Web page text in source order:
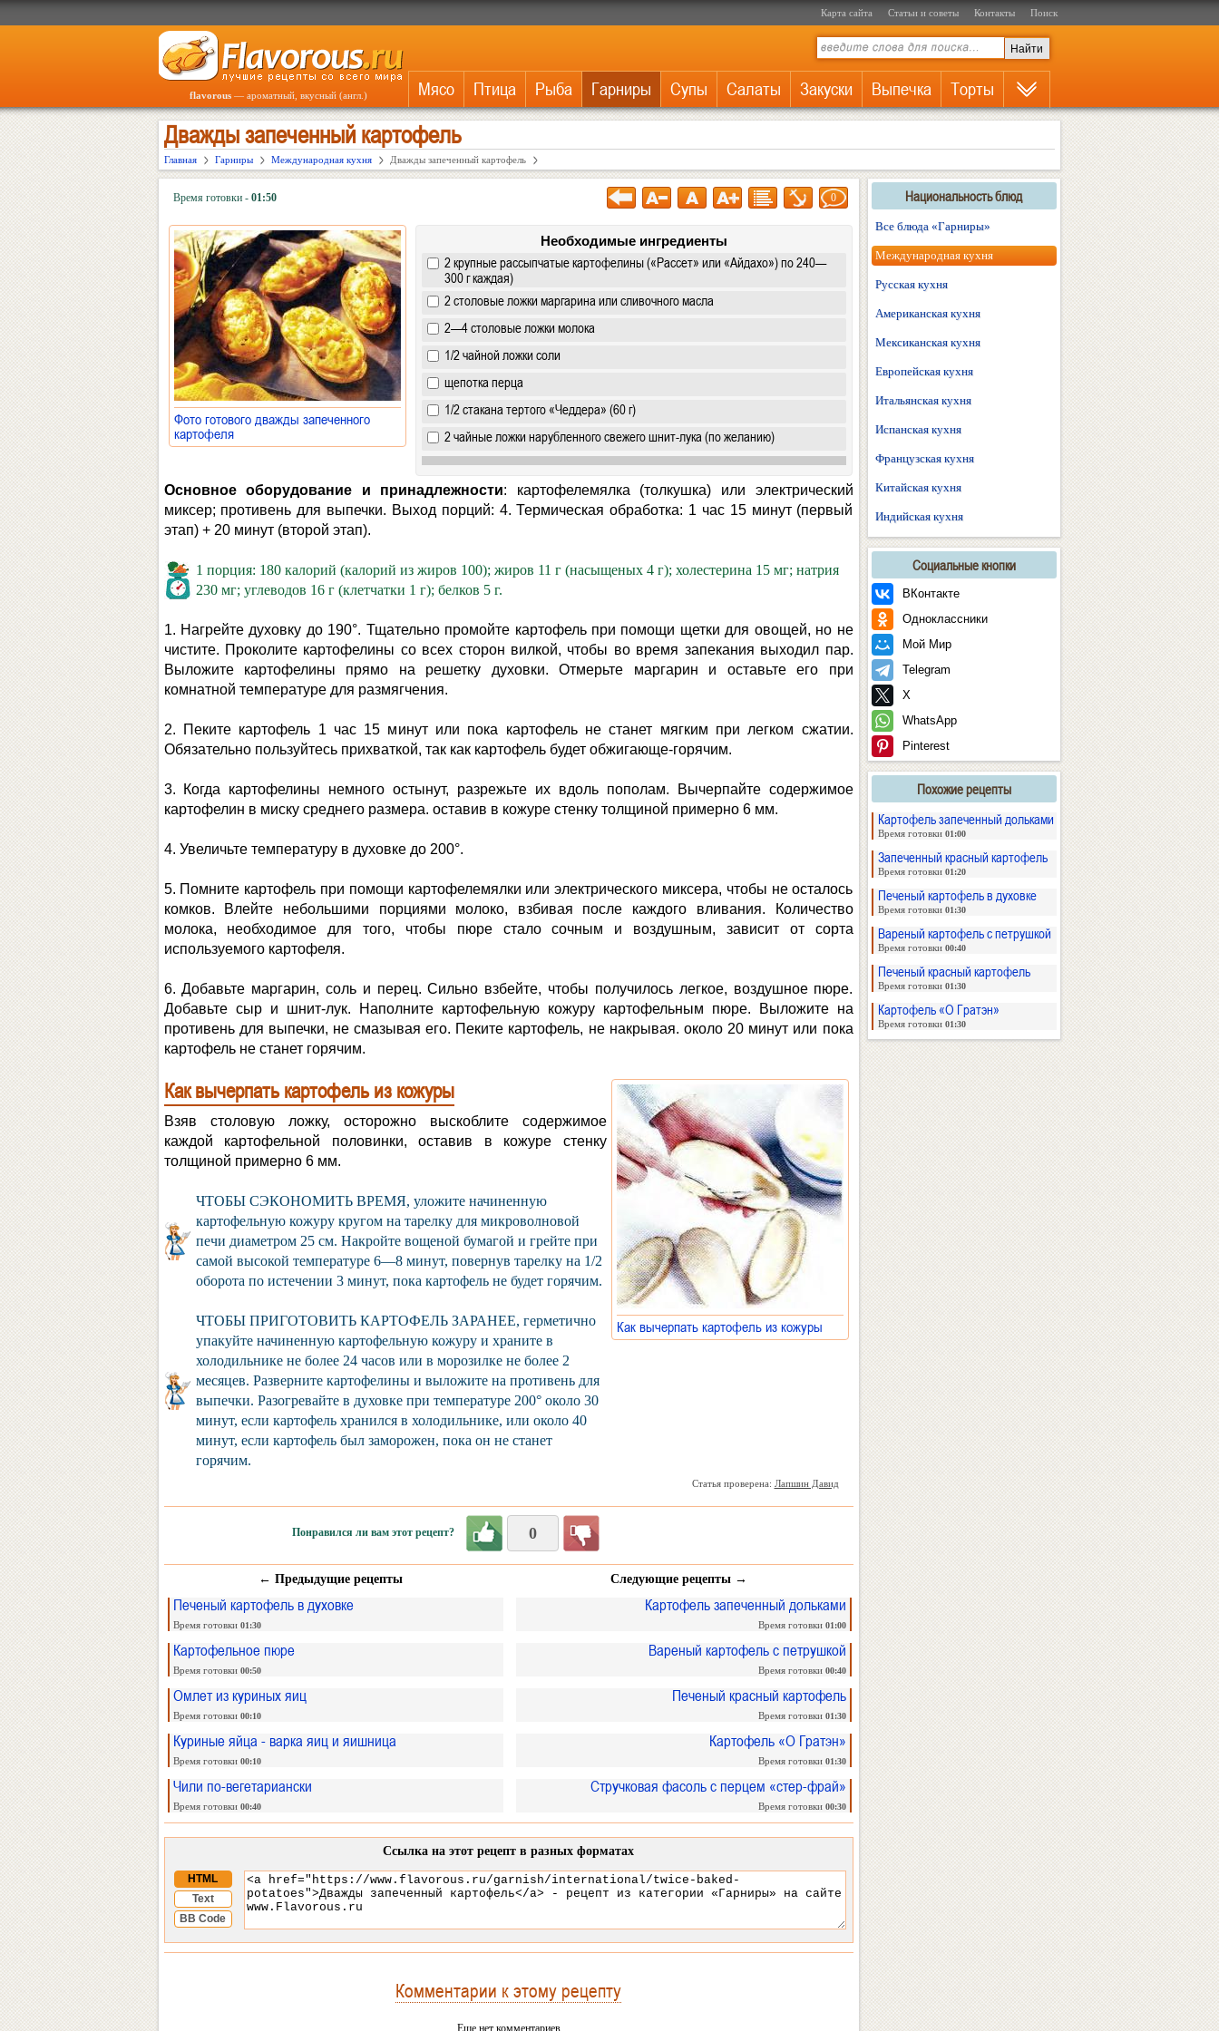
Карта сайта Статьи и советы Контакты Поиск
flavorous— ароматный, вкусный (англ.) Мясо Птица Рыба Гарниры Супы Салаты Закуски Выпечка Торты
Дважды запеченный картофель
Главная Гарниры Международная кухня Дважды запеченный картофель
Время готовки - 01:50 0
Фото готового дважды запеченного
картофеля
Необходимые ингредиенты
2 крупные рассыпчатые картофелины («Рассет» или «Айдахо») по 240—
300 г каждая)
2 столовые ложки маргарина или сливочного масла
2—4 столовые ложки молока
1/2 чайной ложки соли
щепотка перца
1/2 стакана тертого «Чеддера» (60 г)
2 чайные ложки нарубленного свежего шнит-лука (по желанию)
Основное оборудование и принадлежности: картофелемялка (толкушка) или электрический
миксер; противень для выпечки. Выход порций: 4. Термическая обработка: 1 час 15 минут (первый
этап) + 20 минут (второй этап).
1 порция: 180 калорий (калорий из жиров 100); жиров 11 г (насыщеных 4 г); холестерина 15 мг; натрия
230 мг; углеводов 16 г (клетчатки 1 г); белков 5 г.
1. Нагрейте духовку до 190°. Тщательно промойте картофель при помощи щетки для овощей, но не
чистите. Проколите картофелины со всех сторон вилкой, чтобы во время запекания выходил пар.
Выложите картофелины прямо на решетку духовки. Отмерьте маргарин и оставьте его при
комнатной температуре для размягчения.
2. Пеките картофель 1 час 15 минут или пока картофель не станет мягким при легком сжатии.
Обязательно пользуйтесь прихваткой, так как картофель будет обжигающе-горячим.
3. Когда картофелины немного остынут, разрежьте их вдоль пополам. Вычерпайте содержимое
картофелин в миску среднего размера. оставив в кожуре стенку толщиной примерно 6 мм.
4. Увеличьте температуру в духовке до 200°.
5. Помните картофель при помощи картофелемялки или электрического миксера, чтобы не осталось
комков. Влейте небольшими порциями молоко, взбивая после каждого вливания. Количество
молока, необходимое для того, чтобы пюре стало сочным и воздушным, зависит от сорта
используемого картофеля.
6. Добавьте маргарин, соль и перец. Сильно взбейте, чтобы получилось легкое, воздушное пюре.
Добавьте сыр и шнит-лук. Наполните картофельную кожуру картофельным пюре. Выложите на
противень для выпечки, не смазывая его. Пеките картофель, не накрывая. около 20 минут или пока
картофель не станет горячим.
Как вычерпать картофель из кожуры
Как вычерпать картофель из кожуры
Взяв столовую ложку, осторожно выскоблите содержимое
каждой картофельной половинки, оставив в кожуре стенку
толщиной примерно 6 мм.
ЧТОБЫ СЭКОНОМИТЬ ВРЕМЯ, уложите начиненную
картофельную кожуру кругом на тарелку для микроволновой
печи диаметром 25 см. Накройте вощеной бумагой и грейте при
самой высокой температуре 6—8 минут, повернув тарелку на 1/2
оборота по истечении 3 минут, пока картофель не будет горячим.
ЧТОБЫ ПРИГОТОВИТЬ КАРТОФЕЛЬ ЗАРАНЕЕ, герметично
упакуйте начиненную картофельную кожуру и храните в
холодильнике не более 24 часов или в морозилке не более 2
месяцев. Разверните картофелины и выложите на противень для
выпечки. Разогревайте в духовке при температуре 200° около 30
минут, если картофель хранился в холодильнике, или около 40
минут, если картофель был заморожен, пока он не станет
горячим.
Статья проверена: Лапшин Давид
Понравился ли вам этот рецепт? 0
← Предыдущие рецепты
Печеный картофель в духовке
Время готовки 01:30
Картофельное пюре
Время готовки 00:50
Омлет из куриных яиц
Время готовки 00:10
Куриные яйца - варка яиц и яишница
Время готовки 00:10
Чили по-вегетариански
Время готовки 00:40
Следующие рецепты →
Картофель запеченный дольками
Время готовки 01:00
Вареный картофель с петрушкой
Время готовки 00:40
Печеный красный картофель
Время готовки 01:30
Картофель «О Гратэн»
Время готовки 01:30
Стручковая фасоль с перцем «стер-фрай»
Время готовки 00:30
Ссылка на этот рецепт в разных форматах
HTML
Text
BB Code
Комментарии к этому рецепту
Еще нет комментариев
Национальность блюд
Все блюда «Гарниры»
Международная кухня
Русская кухня
Американская кухня
Мексиканская кухня
Европейская кухня
Итальянская кухня
Испанская кухня
Французская кухня
Китайская кухня
Индийская кухня
Социальные кнопки
ВКонтакте
Одноклассники
Мой Мир
Telegram
X
WhatsApp
Pinterest
Похожие рецепты
Картофель запеченный дольками
Время готовки 01:00
Запеченный красный картофель
Время готовки 01:20
Печеный картофель в духовке
Время готовки 01:30
Вареный картофель с петрушкой
Время готовки 00:40
Печеный красный картофель
Время готовки 01:30
Картофель «О Гратэн»
Время готовки 01:30